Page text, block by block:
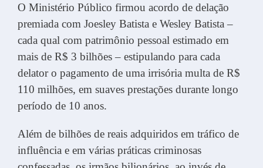
O Ministério Público firmou acordo de delação
premiada com Joesley Batista e Wesley Batista –
cada qual com patrimônio pessoal estimado em
mais de R$ 3 bilhões – estipulando para cada
delator o pagamento de uma irrisória multa de R$
110 milhões, em suaves prestações durante longo
período de 10 anos.
Além de bilhões de reais adquiridos em tráfico de
influência e em várias práticas criminosas